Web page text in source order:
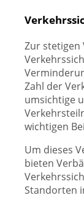
Zur stetigen
Zahl der
umsichtige
wichtigen
Um dieses
bieten
Standorten